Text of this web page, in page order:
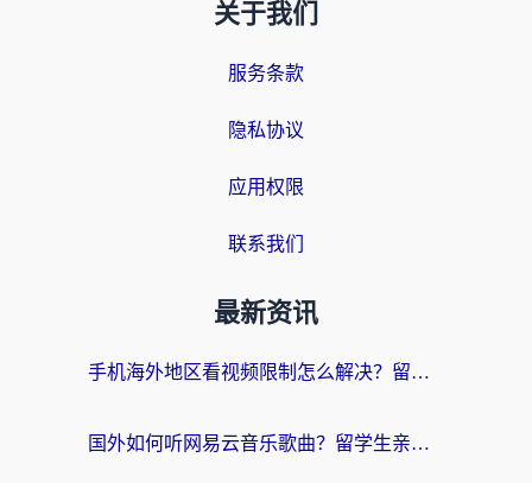
关于我们
服务条款
隐私协议
应用权限
联系我们
最新资讯
手机海外地区看视频限制怎么解决？留学生亲测有效的回国加速器指南
国外如何听网易云音乐歌曲？留学生亲测有效的回国加速方案